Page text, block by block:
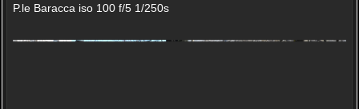
P.le Baracca iso 100 f/5 1/250s